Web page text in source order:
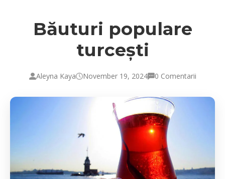
Băuturi populare
turcești
Aleyna Kaya November 19, 2024 0 Comentarii